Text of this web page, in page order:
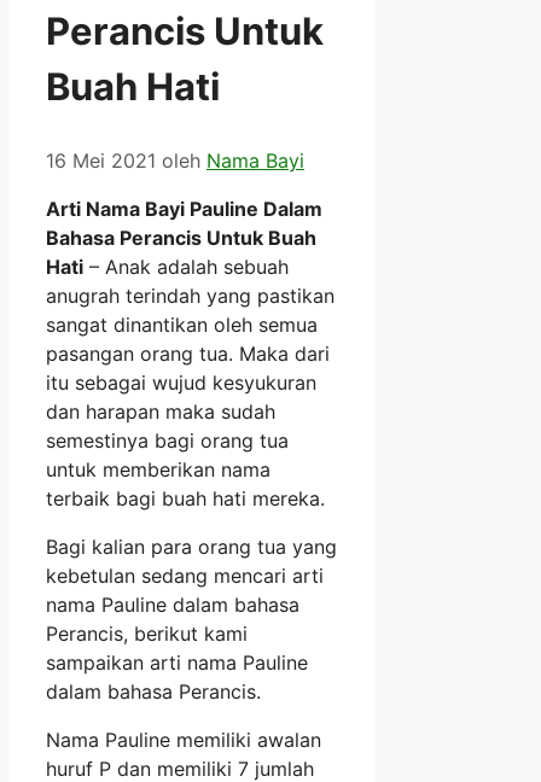
Perancis Untuk
Buah Hati
16 Mei 2021 oleh Nama Bayi
Arti Nama Bayi Pauline Dalam
Bahasa Perancis Untuk Buah
Hati – Anak adalah sebuah
anugrah terindah yang pastikan
sangat dinantikan oleh semua
pasangan orang tua. Maka dari
itu sebagai wujud kesyukuran
dan harapan maka sudah
semestinya bagi orang tua
untuk memberikan nama
terbaik bagi buah hati mereka.
Bagi kalian para orang tua yang
kebetulan sedang mencari arti
nama Pauline dalam bahasa
Perancis, berikut kami
sampaikan arti nama Pauline
dalam bahasa Perancis.
Nama Pauline memiliki awalan
huruf P dan memiliki 7 jumlah